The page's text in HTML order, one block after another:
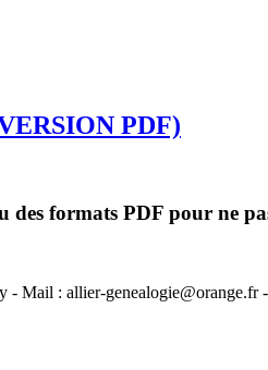
PDF)
des formats PDF pour ne
Mail : allier-genealogie@orange.fr